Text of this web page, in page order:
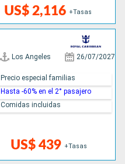
US$ 2,116 +Tasas
Los Angeles 26/07/2027
US$ 439 +Tasas
Precio especial familias
Hasta -60% en el 2° pasajero
Comidas incluidas